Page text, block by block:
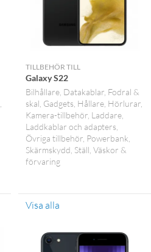
TILLBEHÖR TILL
Galaxy S22
Bilhållare Datakablar Fodral &
skal Gadgets Hållare Hörlurar
Kamera-tillbehör Laddare
Laddkablar och adapters
Övriga tillbehör Powerbank
Skärmskydd Ställ Väskor &
förvaring
Visa alla